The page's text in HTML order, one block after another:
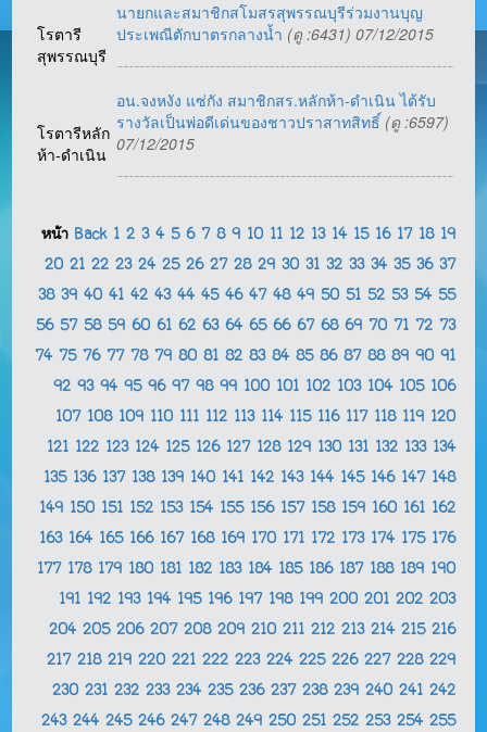
โรตารี
สุพรรณบุรี
นายกและสมาชิกสโมสรสุพรรณบุรีร่วมงานบุญ
ประเพณีตักบาตรกลางน้ำ (ดู :6431) 07/12/2015
โรตารีหลัก
ห้า-ดำเนิน
อน.จงหงัง แซ่กัง สมาชิกสร.หลักห้า-ดำเนิน ได้รับ
รางวัลเป็นพ่อดีเด่นของชาวปราสาทสิทธิ์ (ดู :6597)
07/12/2015
หน้า Back 1 2 3 4 5 6 7 8 9 10 11 12 13 14 15 16 17 18 19
20 21 22 23 24 25 26 27 28 29 30 31 32 33 34 35 36 37
38 39 40 41 42 43 44 45 46 47 48 49 50 51 52 53 54 55
56 57 58 59 60 61 62 63 64 65 66 67 68 69 70 71 72 73
74 75 76 77 78 79 80 81 82 83 84 85 86 87 88 89 90 91
92 93 94 95 96 97 98 99 100 101 102 103 104 105 106
107 108 109 110 111 112 113 114 115 116 117 118 119 120
121 122 123 124 125 126 127 128 129 130 131 132 133 134
135 136 137 138 139 140 141 142 143 144 145 146 147 148
149 150 151 152 153 154 155 156 157 158 159 160 161 162
163 164 165 166 167 168 169 170 171 172 173 174 175 176
177 178 179 180 181 182 183 184 185 186 187 188 189 190
191 192 193 194 195 196 197 198 199 200 201 202 203
204 205 206 207 208 209 210 211 212 213 214 215 216
217 218 219 220 221 222 223 224 225 226 227 228 229
230 231 232 233 234 235 236 237 238 239 240 241 242
243 244 245 246 247 248 249 250 251 252 253 254 255